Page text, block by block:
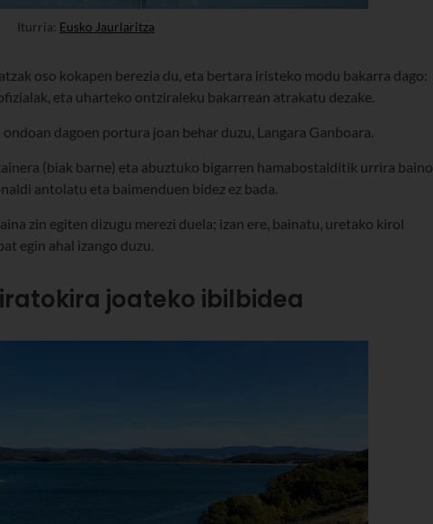
Iturria: Eusko Jaurlaritza
oso kokapen berezia du, eta bertara iristeko modu bakarra dago:
eta uharteko ontziraleku bakarrean atrakatu dezake.
dagoen portura joan behar duzu, Langara Ganboara.
(biak barne) eta abuztuko bigarren hamabostalditik urrira baino
antolatu eta baimenduen bidez ez bada.
zin egiten dizugu merezi duela; izan ere, bainatu, uretako kirol
egin ahal izango duzu.
joateko ibilbidea